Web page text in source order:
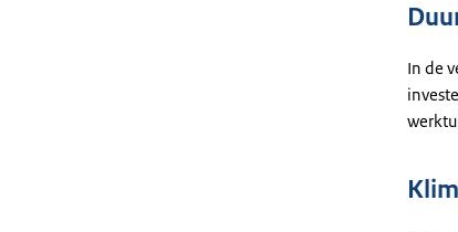
In de